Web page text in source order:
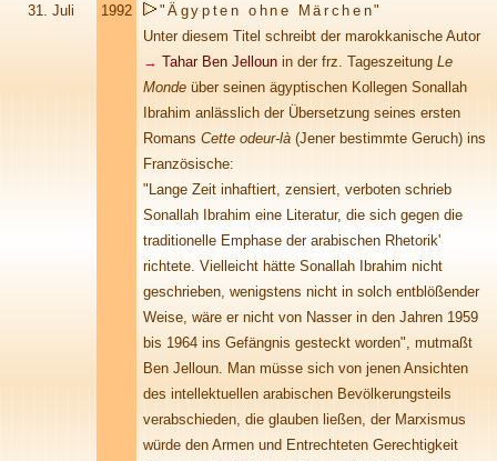
31. Juli 1992
"Ägypten ohne Märchen"
Unter diesem Titel schreibt der marokkanische Autor
→ Tahar Ben Jellounin der frz. Tageszeitung Le
Mondeüber seinen ägyptischen Kollegen Sonallah
Ibrahim anlässlich der Übersetzung seines ersten
Romans Cette odeur-là(Jener bestimmte Geruch) ins
Französische:
"Lange Zeit inhaftiert, zensiert, verboten schrieb
Sonallah Ibrahim eine Literatur, die sich gegen die
traditionelle Emphase der arabischen Rhetorik'
richtete. Vielleicht hätte Sonallah Ibrahim nicht
geschrieben, wenigstens nicht in solch entblößender
Weise, wäre er nicht von Nasser in den Jahren 1959
bis 1964 ins Gefängnis gesteckt worden", mutmaßt
Ben Jelloun. Man müsse sich von jenen Ansichten
des intellektuellen arabischen Bevölkerungsteils
verabschieden, die glauben ließen, der Marxismus
würde den Armen und Entrechteten Gerechtigkeit